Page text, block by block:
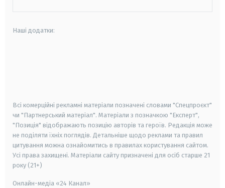
Наші додатки:
Всі комерційні рекламні матеріали позначені словами "Спецпроєкт"
чи "Партнерський матеріал". Матеріали з позначкою "Експерт",
"Позиція" відображають позицію авторів та героїв. Редакція може
не поділяти їхніх поглядів. Детальніше щодо реклами та правил
цитування можна ознайомитись в правилах користування сайтом.
Усі права захищені. Матеріали сайту призначені для осіб старше 21
року (21+)
Онлайн-медіа «24 Канал»